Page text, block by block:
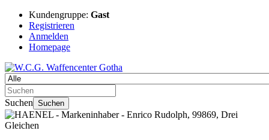
Kundengruppe: Gast
Registrieren
Anmelden
Homepage
Suchen Suchen